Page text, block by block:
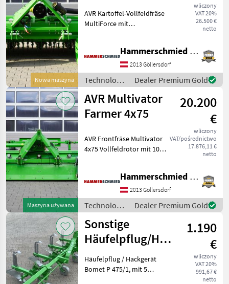
Nowa maszyna
wliczony
VAT 20%
26.500 €
netto
AVR Kartoffel-Vollfeldfräse
MultiForce mit
Zinken (50x12mm)
Gehärtete Zinkenhalter
zusätzlicher Bolzen hinter
dem Frä
Hammerschmied GmbH
2013 Göllersdorf
Technologia
ziemniaczana
/ AVR
Dealer Premium Gold
Maszyna używana
AVR Multivator
Farmer 4x75
20.200
€
wliczony
VAT/pośrednictwo
17.876,11 €
netto
AVR Frontfräse Multivator
4x75 Vollfeldrotor mit 108
Dammvorformern
Tiefenführungsräder
Federgelagerte Haube für
Selbstreini
Hammerschmied GmbH
2013 Göllersdorf
Technologia
ziemniaczana
/ AVR
Dealer Premium Gold
Sonstige
Häufelpflug/Hackgerät
Bomet P475/1
1.190
€
wliczony
VAT 20%
991,67 €
netto
Häufelpflug / Hackgerät
Bomet P 475/1, mit 5